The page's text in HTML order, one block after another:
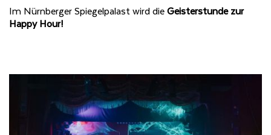
Im Nürnberger Spiegelpalast wird dieGeisterstunde zur
Happy Hour!